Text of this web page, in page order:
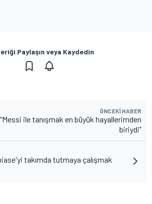
Paylaşın veya Kaydedin
ÖNCEKI HABER
ile tanışmak en büyük hayallerimden
biriydi”
takımda tutmaya çalışmak